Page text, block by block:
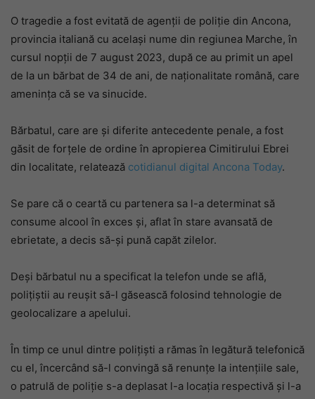
O tragedie a fost evitată de agenții de poliție din Ancona,
provincia italiană cu același nume din regiunea Marche, în
cursul nopții de 7 august 2023, după ce au primit un apel
de la un bărbat de 34 de ani, de naționalitate română, care
amenința că se va sinucide.
Bărbatul, care are și diferite antecedente penale, a fost
găsit de forțele de ordine în apropierea Cimitirului Ebrei
din localitate, relatează cotidianul digital Ancona Today.
Se pare că o ceartă cu partenera sa l-a determinat să
consume alcool în exces și, aflat în stare avansată de
ebrietate, a decis să-și pună capăt zilelor.
Deși bărbatul nu a specificat la telefon unde se află,
polițiștii au reușit să-l găsească folosind tehnologie de
geolocalizare a apelului.
În timp ce unul dintre polițiști a rămas în legătură telefonică
cu el, încercând să-l convingă să renunțe la intențiile sale,
o patrulă de poliție s-a deplasat l-a locația respectivă și l-a